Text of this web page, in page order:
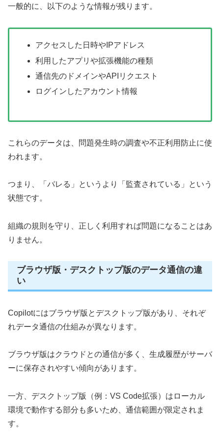
一般的に、以下のような情報が残ります。
アクセスした日時やIPアドレス
利用したアプリや拡張機能の種類
通信先のドメインやAPIリクエスト
ログインしたアカウント情報
これらのデータは、問題発生時の調査や不正利用防止に使
われます。
つまり、「バレる」というより「監査されている」という
状態です。
組織の規則を守り、正しく利用すれば問題になることはあ
りません。
ブラウザ版・デスクトップ版のデータ通信の違
い
Copilotにはブラウザ版とデスクトップ版があり、それぞ
れデータ通信の仕組みが異なります。
ブラウザ版はクラウドとの通信が多く、生成履歴がサーバ
ーに保存されやすい傾向があります。
一方、デスクトップ版（例：VS Code拡張）はローカル
環境で動作する部分も多いため、通信範囲が限定されま
す。